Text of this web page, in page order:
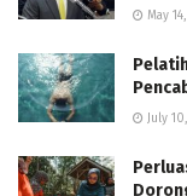
May
July